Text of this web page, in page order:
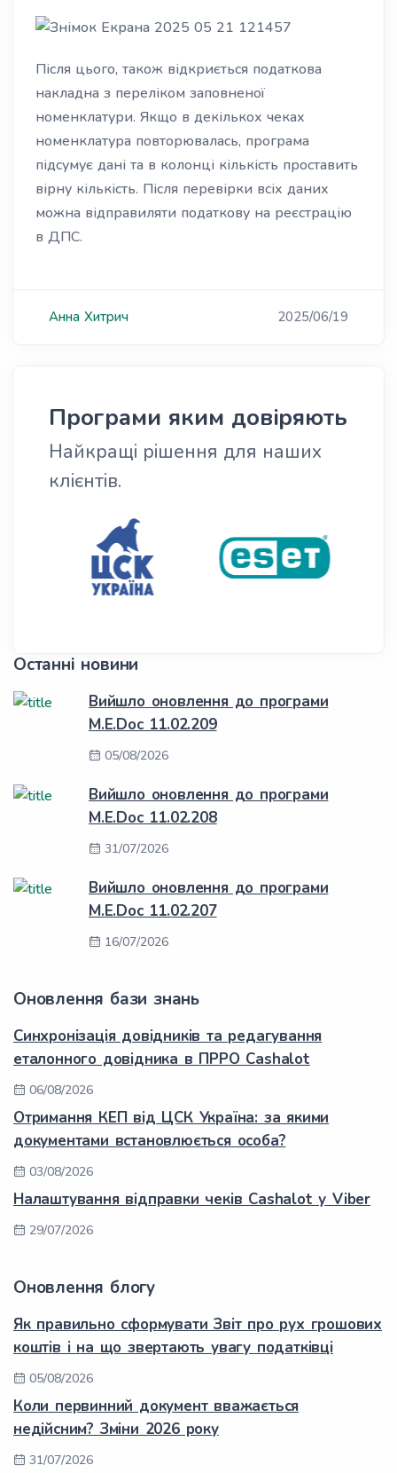
Після цього, також відкриється податкова
накладна з переліком заповненої
номенклатури. Якщо в декількох чеках
номенклатура повторювалась, програма
підсумує дані та в колонці кількість проставить
вірну кількість. Після перевірки всіх даних
можна відправиляти податкову на реєстрацію
в ДПС.
Анна Хитрич 2025/06/19
Програми яким довіряють
Найкращі рішення для наших
клієнтів.
Останні новини
Вийшло оновлення до програми
M.E.Doc 11.02.209
05/08/2026
Вийшло оновлення до програми
M.E.Doc 11.02.208
31/07/2026
Вийшло оновлення до програми
M.E.Doc 11.02.207
16/07/2026
Оновлення бази знань
Синхронізація довідників та редагування
еталонного довідника в ПРРО Cashalot
06/08/2026
Отримання КЕП від ЦСК Україна: за якими
документами встановлюється особа?
03/08/2026
Налаштування відправки чеків Cashalot у Viber
29/07/2026
Оновлення блогу
Як правильно сформувати Звіт про рух грошових
коштів і на що звертають увагу податківці
05/08/2026
Коли первинний документ вважається
недійсним? Зміни 2026 року
31/07/2026